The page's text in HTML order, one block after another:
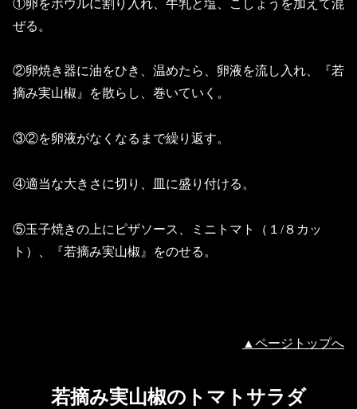
①卵をボウルに割り入れ、牛乳と塩、こしょうを加えて混
ぜる。
②卵焼き器に油をひき、温めたら、卵液を流し入れ、『若
摘み実山椒』を散らし、巻いていく。
③②を卵液がなくなるまで繰り返す。
④適当な大きさに切り、皿に盛り付ける。
⑤玉子焼きの上にピザソース、ミニトマト（１/８カッ
ト）、『若摘み実山椒』をのせる。
▲ページトップへ
若摘み実山椒のトマトサラダ